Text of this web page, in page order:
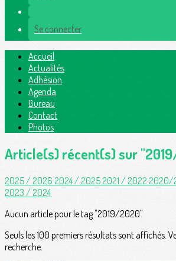
Se connecter
Accueil
Actualités
Adhésion
Agenda
Bureau
Contact
Photos
Article(s) récent(s) sur
2025 / 2026 2024 / 20252021 / 2022 2020/
2023 / 2024
Aucun article pour le tag "2019/2020"
Seuls les 100 premiers résultats sont affichés.
recherche.